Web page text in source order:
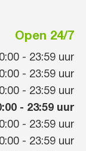
Open 24/7
- 23:59 uur
- 23:59 uur
- 23:59 uur
- 23:59 uur
- 23:59 uur
- 23:59 uur